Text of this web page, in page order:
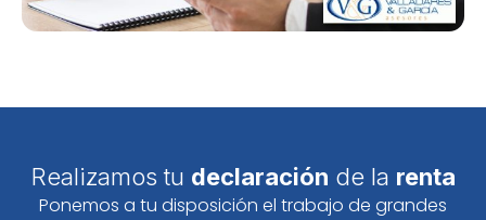
Realizamos tu declaración de la renta
Ponemos a tu disposición el trabajo de grandes